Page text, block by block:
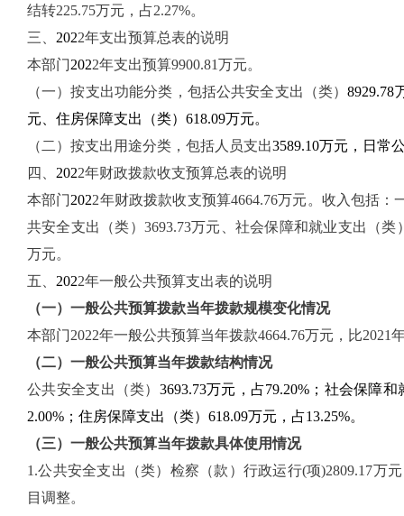
结转225.75万元，占2.27%。
三、 2022年支出预算总表的说明
本部门2022年支出预算9900.81万元。
（一）按支出功能分类，包括公共安全支出（类）8929.78
元、住房保障支出（类）618.09万元。
（二）按支出用途分类，包括人员支出3589.10万元，日常
四、 2022年财政拨款收支预算总表的说明
本部门2022年财政拨款收支预算4664.76万元。收入包括
共安全支出（类）3693.73万元、社会保障和就业支出（
万元。
五、 2022年一般公共预算支出表的说明
（一）一般公共预算拨款当年拨款规模变化情况
本部门2022年一般公共预算当年拨款4664.76万元，比
（二）一般公共预算当年拨款结构情况
公共安全支出（类） 3693.73万元，占79.20%；社会保障
2.00%；住房保障支出（类）618.09万元，占13.25%。
（三）一般公共预算当年拨款具体使用情况
1.公共安全支出（类）检察（款）行政运行(项)2809.17万
目调整。